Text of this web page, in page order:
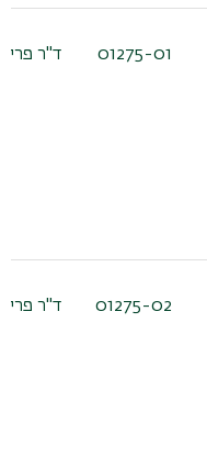
01275-01 ד"ר
01275-02 ד"ר